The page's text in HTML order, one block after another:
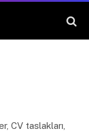
CV taslakları,